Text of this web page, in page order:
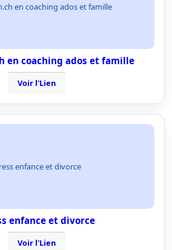
en coaching ados et famille
en coaching ados et famille
Voir l'Lien
enfance et divorce
enfance et divorce
Voir l'Lien